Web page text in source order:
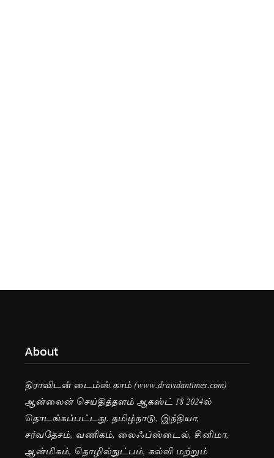
About
திராவிடன் டைம்ஸ்.காம் (www.dravidantimes.com)
ஆன்லைன் செய்தித்தளம் ஆகஸ்ட் 18 2024ல்
தொடங்கப்பட்டது. தமிழ்நாடு, இந்தியா,
சர்வதேசம், வணிகம், லைஃப்ஸ்டைல், சினிமா,
ஆன்மிகம், தொழில்நுட்பம், கல்வி மற்றும்